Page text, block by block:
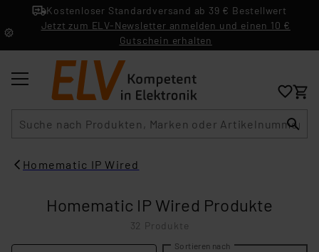
Kostenloser Standardversand ab 39 € Bestellwert
Jetzt zum ELV-Newsletter anmelden und einen 10 €
Gutschein erhalten
Homematic IP Wired
Homematic IP Wired Produkte
32 Produkte
Sortieren nach